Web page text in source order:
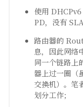
使用
PD，没有
路由器的
息，因此网络
同一个链路上
器上过一圈（
交换机）。笔
划分工作；